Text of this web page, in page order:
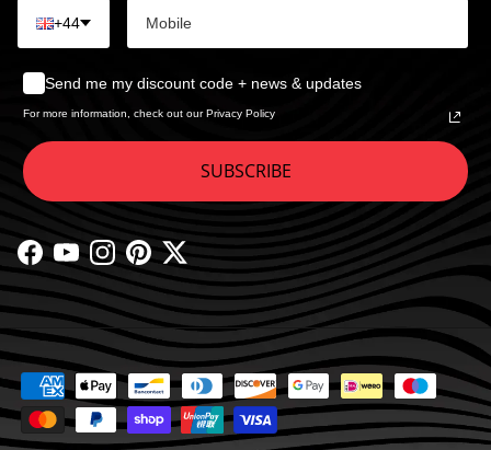
+44
Send me my discount code + news & updates
For more information, check out our Privacy Policy
SUBSCRIBE
Facebook
YouTubeInstagram
PinterestTwitter